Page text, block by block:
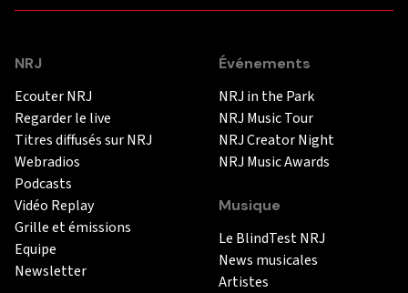
NRJ
Ecouter NRJ
Regarder le live
Titres diffusés sur NRJ
Webradios
Podcasts
Vidéo Replay
Grille et émissions
Equipe
Newsletter
Événements
NRJ in the Park
NRJ Music Tour
NRJ Creator Night
NRJ Music Awards
Musique
Le BlindTest NRJ
News musicales
Artistes